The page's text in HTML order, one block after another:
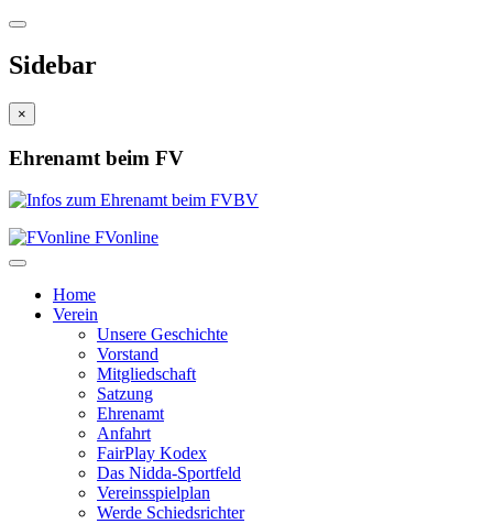
Sidebar
×
Ehrenamt beim FV
FVonline
Home
Verein
Unsere Geschichte
Vorstand
Mitgliedschaft
Satzung
Ehrenamt
Anfahrt
FairPlay Kodex
Das Nidda-Sportfeld
Vereinsspielplan
Werde Schiedsrichter